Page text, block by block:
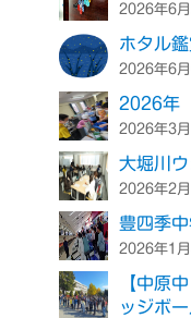
2026年6
ホタル
2026年6
2026年
2026年3
大堀川
2026年2
豊四季
2026年1
【中原
ッジボ